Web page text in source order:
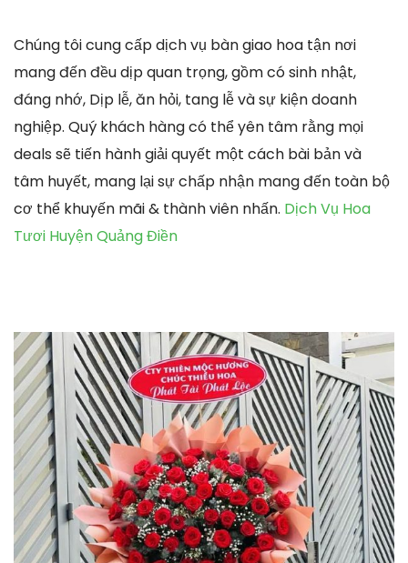
Chúng tôi cung cấp dịch vụ bàn giao hoa tận nơi
mang đến đều dịp quan trọng, gồm có sinh nhật,
đáng nhớ, Dịp lễ, ăn hỏi, tang lễ và sự kiện doanh
nghiệp. Quý khách hàng có thể yên tâm rằng mọi
deals sẽ tiến hành giải quyết một cách bài bản và
tâm huyết, mang lại sự chấp nhận mang đến toàn bộ
cơ thể khuyến mãi & thành viên nhấn. Dịch Vụ Hoa
Tươi Huyện Quảng Điền